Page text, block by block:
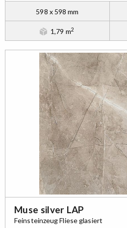
598 x 598 mm
1,79 m2
Muse silver LAP
Feinsteinzeug Fliese glasiert